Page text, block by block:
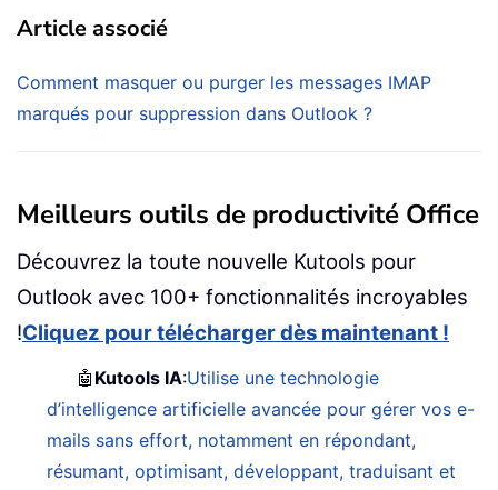
Article associé
Comment masquer ou purger les messages IMAP
marqués pour suppression dans Outlook ?
Meilleurs outils de productivité Office
Découvrez la toute nouvelle Kutools pour
Outlook avec 100+ fonctionnalités incroyables
!Cliquez pour télécharger dès maintenant !
🤖 Kutools IA:Utilise une technologie
d’intelligence artificielle avancée pour gérer vos e-
mails sans effort, notamment en répondant,
résumant, optimisant, développant, traduisant et